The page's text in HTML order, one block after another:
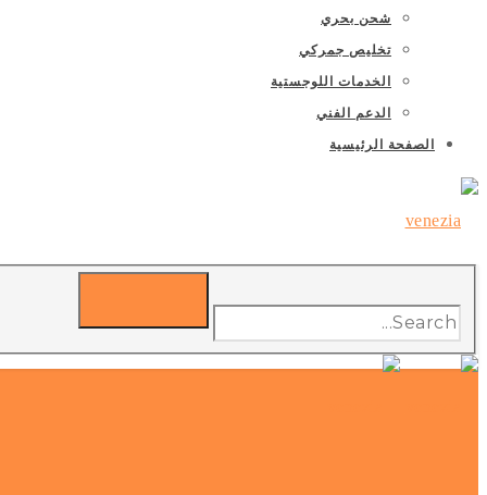
شحن بحري
تخليص جمركي
الخدمات اللوجستية
الدعم الفني
الصفحة الرئيسية